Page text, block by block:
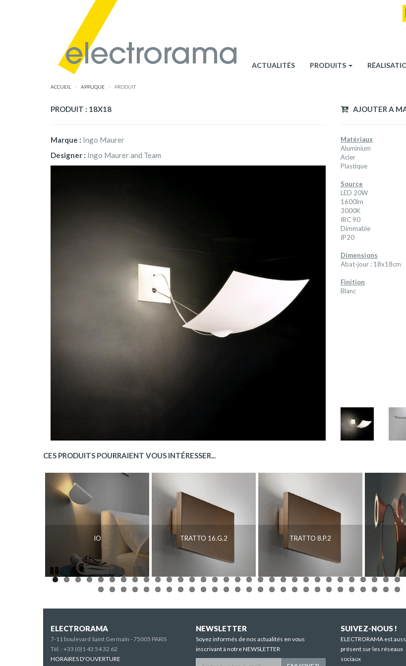
ACTUALITÉS PRODUITS
ACCUEIL APPLIQUE PRODUIT
PRODUIT : 18X18
Marque : Ingo Maurer
Designer : Ingo Maurer and Team
AJOUTER A
Matériaux
Aluminium
Acier
Plastique
Source
LED 20W
1600lm
3000K
IRC 90
Dimmable
IP20
Dimensions
Abat-jour : 18x18cm
Finition
Blanc
CES PRODUITS POURRAIENT VOUS INTÉRESSER...
IO TRATTO 16.G.2 TRATTO 8.P.2
Pause
ELECTRORAMA
7-11 boulevard Saint Germain - 75005 PARIS
Tél. : +33 (0)1 43 54 32 62
HORAIRES D'OUVERTURE
NEWSLETTER
Soyez informés de nos actualités en vous
inscrivant à notre NEWSLETTER
SUIVEZ-NOUS !
ELECTRORAMA est
présent sur les réseaux
sociaux